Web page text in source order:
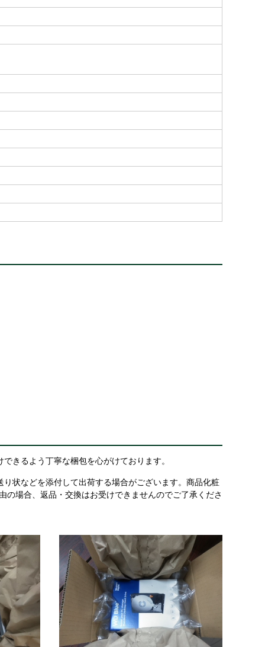
きるよう丁寧な梱包を心がけております。
状などを添付して出荷する場合がございます。商品化粧
場合、返品・交換はお受けできませんのでご了承くださ